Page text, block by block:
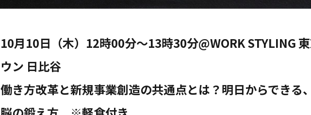
10月10日（木）12時00分～13時30分@WORK STYLING
ウン 日比谷
働き方改革と新規事業創造の共通点とは？明日からできる